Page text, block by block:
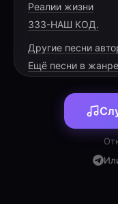
[PRE-CHORUS]
В новостях
А цены в
Слуги
Реалии жизни
333-НАШ КОД.
Другие песни
Ещё песни в